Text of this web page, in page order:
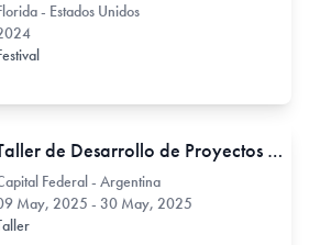
- Estados Unidos
Taller de Desarrollo de Proyectos Curatoriales / Edición Otoño 2025
Federal - Argentina
May, 2025 - 30 May, 2025